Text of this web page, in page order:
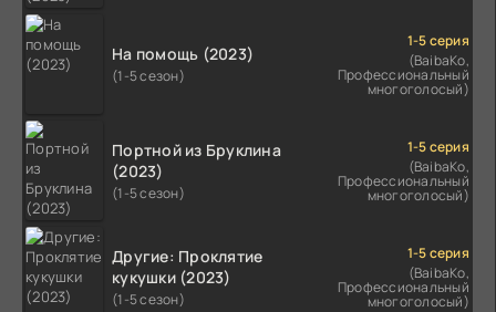
На помощь (2023)
(1-5 сезон)
1-5 серия
(BaibaKo,
Профессиональный
многоголосый)
Портной из Бруклина
(2023)
(1-5 сезон)
1-5 серия
(BaibaKo,
Профессиональный
многоголосый)
Другие: Проклятие
кукушки (2023)
(1-5 сезон)
1-5 серия
(BaibaKo,
Профессиональный
многоголосый)